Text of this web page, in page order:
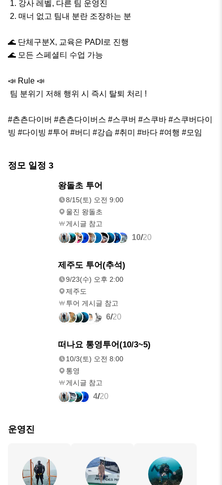
🌊 단체구분X, 교육은 PADI로 진행
🌊 모든 스페셜티 수업 가능
📣 Rule 📣
#츤츤다이버 #츤츤다이버스 #스쿠버 #스쿠바 #스쿠버다이
빙 #다이빙 #투어 #버디 #강습 #취미 #바다 #여행 #모임
정모 일정 3
왕돌초 투어
8/15(토) 오전 9:00
울진 왕돌초
게시글 참고
10/20
제주도 투어(추석)
9/23(수) 오후 2:00
제주도
투어 게시글 참고
6/20
떠나요 통영투어(10/3~5)
10/3(토) 오전 8:00
통영
게시글 참고
4/20
운영진